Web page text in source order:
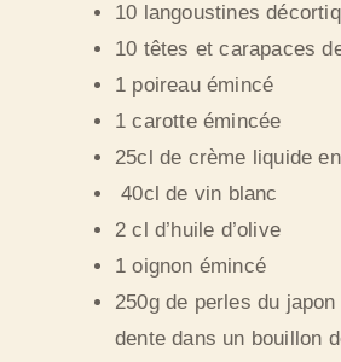
10 langoustines
10 têtes et carapaces
1 poireau émincé
1 carotte émincée
25cl de crème liquide
40cl de vin blanc
2 cl d’huile d’olive
1 oignon émincé
250g de perles du
dente dans un bouillon